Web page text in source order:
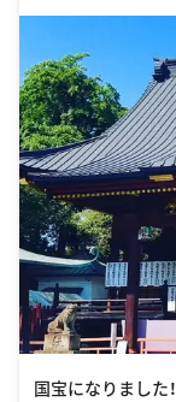
国宝になりました！